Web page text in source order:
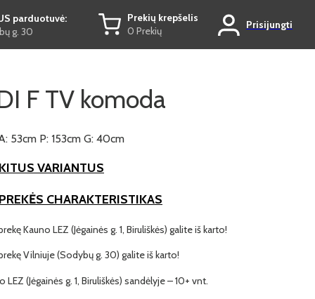
parduotuvė:
g. 30
Prekių krepšelis
0 Prekių
Prisijungti
F TV komoda
53cm P: 153cm G: 40cm
VARIANTUS
CHARAKTERISTIKAS
Kauno LEZ (Jėgainės g. 1, Biruliškės) galite iš karto!
Vilniuje (Sodybų g. 30) galite iš karto!
LEZ (Jėgainės g. 1, Biruliškės) sandėlyje – 10+ vnt.